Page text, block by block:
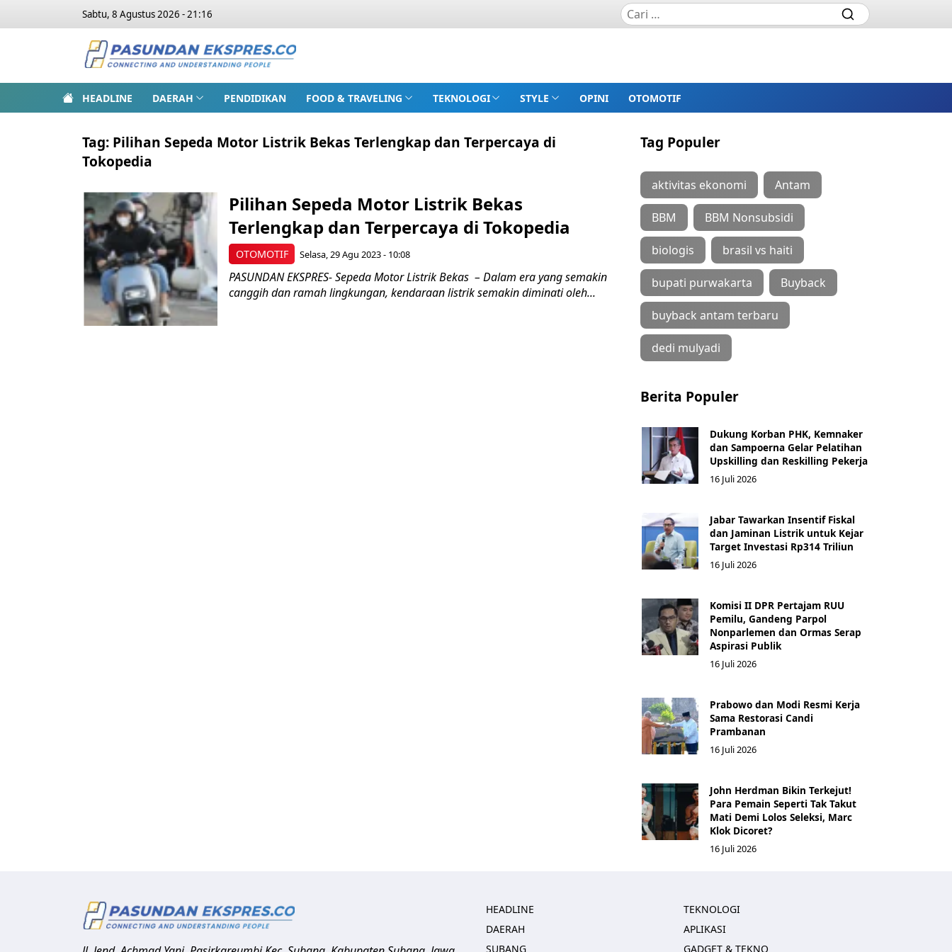
Sabtu, 8 Agustus 2026 - 21:16
HEADLINE DAERAH PENDIDIKAN FOOD & TRAVELING TEKNOLOGI STYLE OPINI OTOMOTIF
Tag: Pilihan Sepeda Motor Listrik Bekas Terlengkap dan Terpercaya di
Tokopedia
OTOMOTIF
Pilihan Sepeda Motor Listrik Bekas
Terlengkap dan Terpercaya di Tokopedia
Selasa, 29 Agu 2023 - 10:08
PASUNDAN EKSPRES- Sepeda Motor Listrik Bekas – Dalam era yang semakin
canggih dan ramah lingkungan, kendaraan listrik semakin diminati oleh...
Tag Populer
aktivitas ekonomi Antam
BBM BBM Nonsubsidi
biologis brasil vs haiti
bupati purwakarta Buyback
buyback antam terbaru
dedi mulyadi
Berita Populer
Dukung Korban PHK, Kemnaker
dan Sampoerna Gelar Pelatihan
Upskilling dan Reskilling Pekerja
16 Juli 2026
Jabar Tawarkan Insentif Fiskal
dan Jaminan Listrik untuk Kejar
Target Investasi Rp314 Triliun
16 Juli 2026
Komisi II DPR Pertajam RUU
Pemilu, Gandeng Parpol
Nonparlemen dan Ormas Serap
Aspirasi Publik
16 Juli 2026
Prabowo dan Modi Resmi Kerja
Sama Restorasi Candi
Prambanan
16 Juli 2026
John Herdman Bikin Terkejut!
Para Pemain Seperti Tak Takut
Mati Demi Lolos Seleksi, Marc
Klok Dicoret?
16 Juli 2026
HEADLINE
DAERAH
SUBANG
TEKNOLOGI
APLIKASI
GADGET & TEKNO